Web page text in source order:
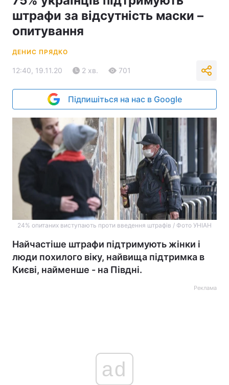
штрафи за відсутність маски –
опитування
ДЕНИС ПРЯДКО
12:40, 19.11.20 2 хв. 701
Підпишіться на нас в Google
24% опитаних виступають проти введення штрафів / Фото УНІАН
Найчастіше штрафи підтримують жінки і
люди похилого віку, найвища підтримка в
Києві, найменше - на Півдні.
Реклама
ad